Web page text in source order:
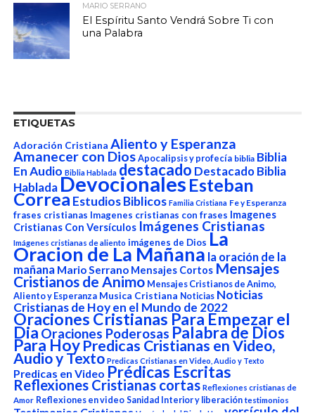
MARIO SERRANO
El Espíritu Santo Vendrá Sobre Ti con
una Palabra
ETIQUETAS
Adoración Cristiana Aliento y Esperanza
Amanecer con Dios Apocalipsis y profecía biblia Biblia
En Audio Biblia Hablada destacado Destacado Biblia
HabladaDevocionalesEsteban
Correa Estudios Biblicos Familia Cristiana Fe y Esperanza
frases cristianas Imagenes cristianas con frases Imagenes
Cristianas Con Versículos Imágenes Cristianas
Imágenes cristianas de aliento imágenes de Dios La
Oracion de La Mañana la oración de la
mañana Mario Serrano Mensajes Cortos Mensajes
Cristianos de Animo Mensajes Cristianos de Animo,
Aliento y Esperanza Musica Cristiana Noticias Noticias
Cristianas de Hoy en el Mundo de 2022
Oraciones Cristianas Para Empezar el
Dia Oraciones Poderosas Palabra de Dios
Para Hoy Predicas Cristianas en Video,
Audio y Texto Predicas Cristianas en Video, Audio y Texto
Predicas en Video Prédicas Escritas
Reflexiones Cristianas cortas Reflexiones cristianas de
Amor Reflexiones en video Sanidad Interior y liberación testimonios
Testimonios Cristianos Versículo del Dia de Hoy
versículo del